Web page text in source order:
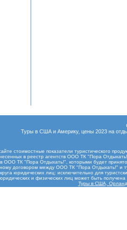
Туры в США и Америку, цены 2023 на
стоимостные показатели туристического
в реестр агентств ООО ТК "Пора
ООО ТК "Пора Отдыхать!", которыми будет
договором между ООО ТК "Пора Отдыхать!" и
юридических лиц: исключительно для
и физических лиц может быть
Туры в США,